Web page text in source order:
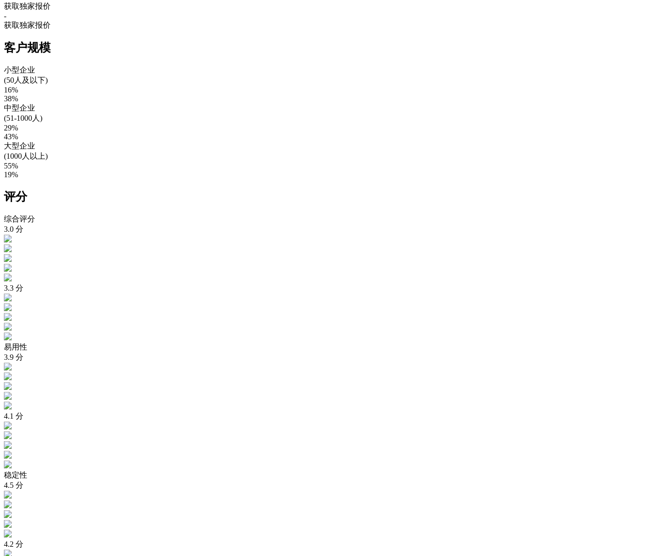
获取独家报价
-
获取独家报价
客户规模
小型企业
(50人及以下)
16%
38%
中型企业
(51-1000人)
29%
43%
大型企业
(1000人以上)
55%
19%
评分
综合评分
3.0 分
3.3 分
易用性
3.9 分
4.1 分
稳定性
4.5 分
4.2 分